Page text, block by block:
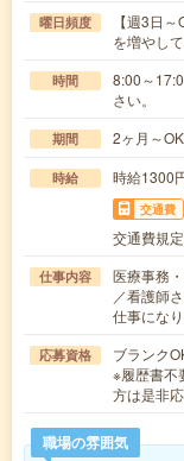
曜日頻度
【週3日
を増やし
時間
8:00～
さい。
期間 2ヶ月～
時給 時給1300
交通費
交通費規
仕事内容
医療事務
／看護師
仕事にな
応募資格
ブランク
※履歴書不
方は是非
職場の雰囲気